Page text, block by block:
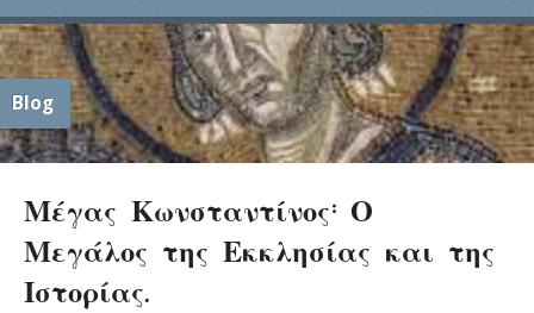
Blog
Μέγας Κωνσταντίνος: Ο
Μεγάλος της Εκκλησίας και της
Ιστορίας.